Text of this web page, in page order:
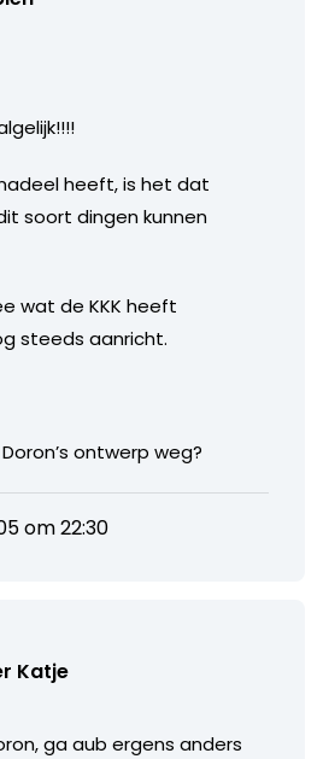
heeft, is het dat
soort dingen kunnen
wat de KKK heeft
steeds aanricht.
ontwerp weg?
om 22:30
Katje
ga aub ergens anders